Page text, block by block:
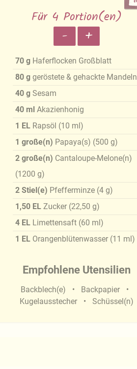
Für 4 Portion(en)
- +
70 g Haferflocken Großblatt
80 g geröstete & gehackte Mandeln
40 g Sesam
40 ml Akazienhonig
1 EL Rapsöl (10 ml)
1 große(n) Papaya(s) (500 g)
2 große(n) Cantaloupe-Melone(n)
(1200 g)
2 Stiel(e) Pfefferminze (4 g)
1,50 EL Zucker (22,50 g)
4 EL Limettensaft (60 ml)
1 EL Orangenblütenwasser (11 ml)
Empfohlene Utensilien
Backblech(e)
Backpapier
Kugelausstecher
Schüssel(n)